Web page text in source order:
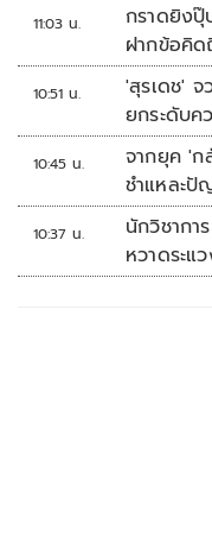
11:03 น.
กราดยิง
ฝากข้อคิด
10:51 น.
'สุรเดช'
ยกระดับค
10:45 น.
จากยุค 'ก
ชำแหละปั
10:37 น.
นักวิชากา
หวาดระแ